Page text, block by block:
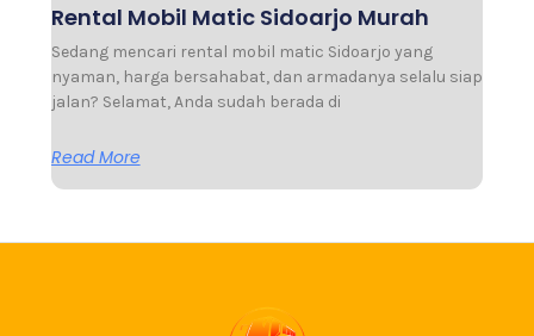
Rental Mobil Matic Sidoarjo Murah
Sedang mencari rental mobil matic Sidoarjo yang
nyaman, harga bersahabat, dan armadanya selalu siap
jalan? Selamat, Anda sudah berada di
Read More